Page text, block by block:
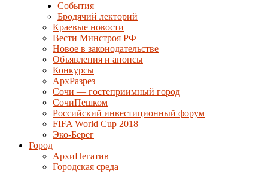
События
Бродячий лекторий
Краевые новости
Вести Минстроя РФ
Новое в законодательстве
Объявления и анонсы
Конкурсы
АрхРазрез
Сочи — гостеприимный город
СочиПешком
Российский инвестиционный форум
FIFA World Cup 2018
Эко-Берег
Город
АрхиНегатив
Городская среда